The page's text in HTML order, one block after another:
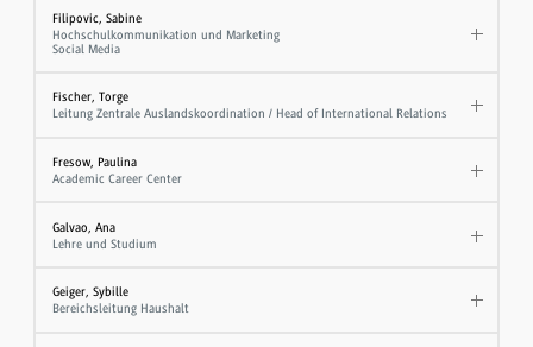
Filipovic, Sabine
Hochschulkommunikation und Marketing
Social Media
Fischer, Torge
Leitung Zentrale Auslandskoordination / Head of International Relations
Fresow, Paulina
Academic Career Center
Galvao, Ana
Lehre und Studium
Geiger, Sybille
Bereichsleitung Haushalt